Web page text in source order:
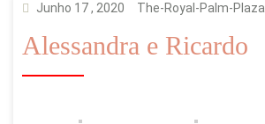
Junho 17 , 2020 The-Royal-Palm-Plaza
Alessandra e Ricardo